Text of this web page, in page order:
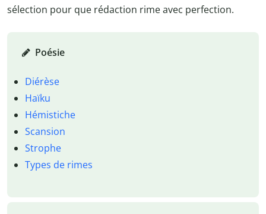
sélection pour que rédaction rime avec perfection.
Poésie
Diérèse
Haïku
Hémistiche
Scansion
Strophe
Types de rimes